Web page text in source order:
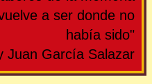
a ser donde no
había sido"
Juan García Salazar